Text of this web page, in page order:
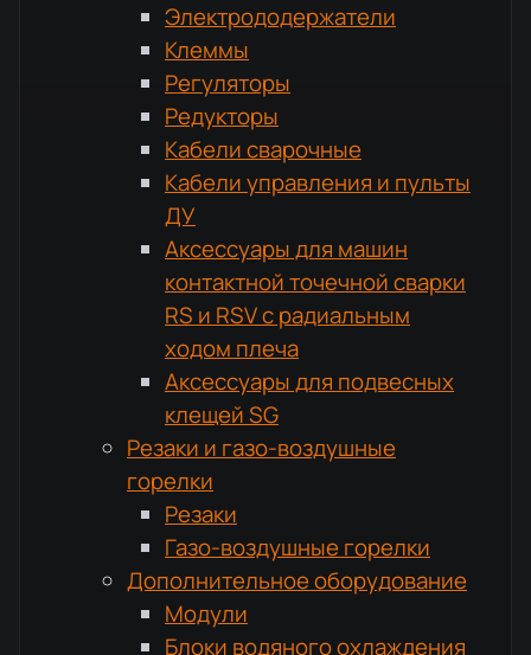
Электрододержатели
Клеммы
Регуляторы
Редукторы
Кабели сварочные
Кабели управления и пульты
ДУ
Аксессуары для машин
контактной точечной сварки
RS и RSV с радиальным
ходом плеча
Аксессуары для подвесных
клещей SG
Резаки и газо-воздушные
горелки
Резаки
Газо-воздушные горелки
Дополнительное оборудование
Модули
Блоки водяного охлаждения